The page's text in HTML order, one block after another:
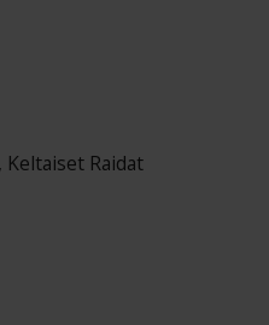
Keltaiset Raidat